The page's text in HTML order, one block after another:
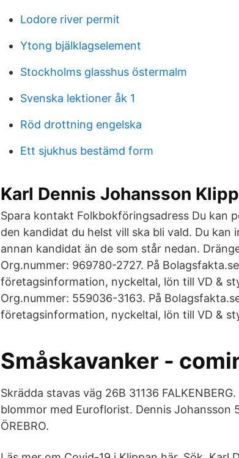
Lodore river permit
Ytong bjälklagselement
Stockholms glasshus östermalm
Svenska lektioner åk 1
Röd drottning engelska
Ett sjukhus bestämd form
Karl Dennis Johansson
Spara kontakt Folkbokföringsadress Du kan
den kandidat du helst vill ska bli vald. Du
annan kandidat än de som står nedan.
Org.nummer: 969780-2727. På
företagsinformation, nyckeltal, lön till VD &
Org.nummer: 559036-3163. På
företagsinformation, nyckeltal, lön till VD &
Småskavanker -
Skrädda stavas väg 26B 31136
blommor med Euroflorist. Dennis Johansson
ÖREBRO.